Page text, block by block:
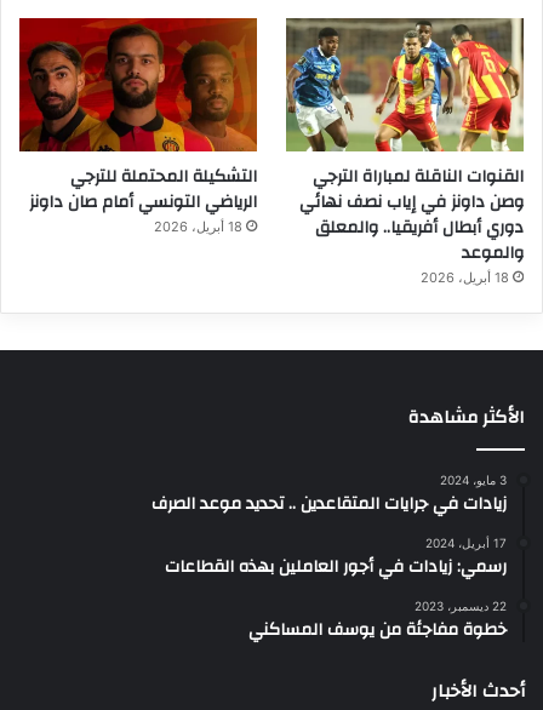
القنوات الناقلة لمباراة الترجي
وصن داونز في إياب نصف نهائي
دوري أبطال أفريقيا.. والمعلق
والموعد
18 أبريل، 2026
التشكيلة المحتملة للترجي
الرياضي التونسي أمام صان داونز
18 أبريل، 2026
الأكثر مشاهدة
3 مايو، 2024
زيادات في جرايات المتقاعدين .. تحديد موعد الصرف
17 أبريل، 2024
رسمي: زيادات في أجور العاملين بهذه القطاعات
22 ديسمبر، 2023
خطوة مفاجئة من يوسف المساكني
أحدث الأخبار